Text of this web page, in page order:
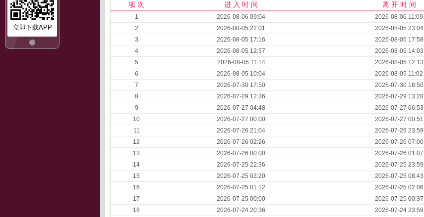
立即下载APP
项 次 进 入 时 间 离 开 时 间
1 2026-08-06 09:04 2026-08-06 11:09
2
2026-08-05 22:01 2026-08-05 23:04
3
2026-08-05 17:16 2026-08-05 17:58
4
2026-08-05 12:37 2026-08-05 14:03
5
2026-08-05 11:14 2026-08-05 12:13
6
2026-08-05 10:04 2026-08-05 11:02
7
2026-07-30 17:50 2026-07-30 18:50
8
2026-07-29 12:36 2026-07-29 13:28
9
2026-07-27 04:48 2026-07-27 06:53
10
2026-07-27 00:00 2026-07-27 00:51
11
2026-07-26 21:04 2026-07-26 23:59
12
2026-07-26 02:26 2026-07-26 07:00
13
2026-07-26 00:00 2026-07-26 01:07
14
2026-07-25 22:36 2026-07-25 23:59
15
2026-07-25 03:20 2026-07-25 08:43
16
2026-07-25 01:12 2026-07-25 02:06
17
2026-07-25 00:00 2026-07-25 00:37
18
2026-07-24 20:36 2026-07-24 23:59